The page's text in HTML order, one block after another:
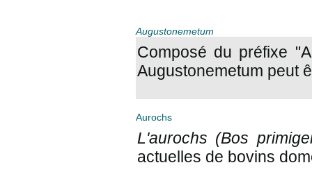
Augustonemetum
Composé du préfixe
Augustonemetum peut
Aurochs
L'aurochs (Bos
actuelles de bovins